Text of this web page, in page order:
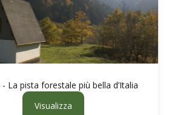
La pista forestale più bella d’Italia
Visualizza